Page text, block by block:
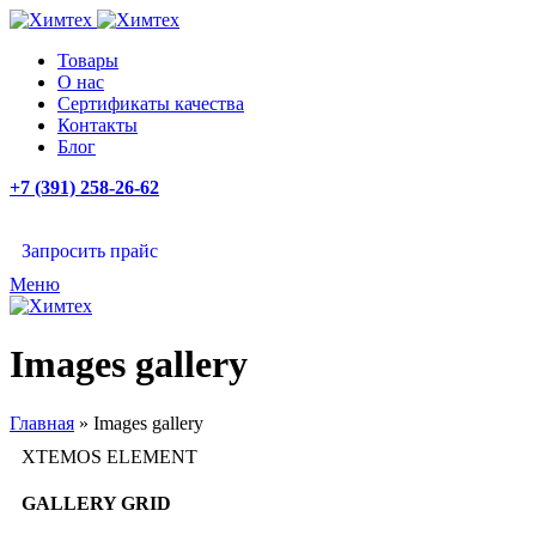
Товары
О нас
Сертификаты качества
Контакты
Блог
+7 (391) 258-26-62
Запросить прайс
Меню
Images gallery
Главная » Images gallery
XTEMOS ELEMENT
GALLERY GRID